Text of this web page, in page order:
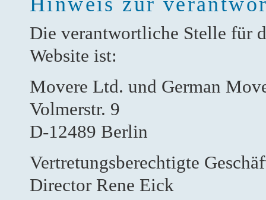
Die verantwortliche Stelle für
Website ist:
Movere Ltd. und German
Volmerstr. 9
D-12489 Berlin
Vertretungsberechtigte
Director Rene Eick